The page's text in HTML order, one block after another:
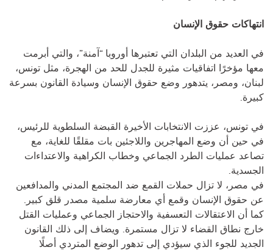
انتهاكات حقوق الإنسان
في العديد من البلدان التي تعتبرها أوروبا “آمنة”، والتي أبرمت
معها مؤخرًا اتفاقيات مثيرة للجدل للحد من الهجرة، مثل تونس،
لبنان، ومصر، يتدهور وضع حقوق الإنسان وسيادة القانون بسرعة
كبيرة.
في تونس، عززت الانتخابات الأخيرة القبضة السلطوية للرئيس،
في حين أن وضع المهاجرين واللاجئين بات مقلقًا للغاية، مع
تصاعد عمليات الطرد الجماعي وخطاب الكراهية والاعتداءات
الجسدية.
في مصر، لا تزال حملات القمع ضد المجتمع المدني والمدافعين
عن حقوق الإنسان وقمع أي معارضة سلمية مصدر قلق كبير.
كما أن الاعتقالات التعسفية والاحتجاز الجماعي وعمليات القتل
خارج نطاق القضاء لا تزال مستمرة. ويضاف إلى ذلك القانون
الجديد للجوء الذي سيؤدي إلى تدهور الوضع المتردي أصلًا